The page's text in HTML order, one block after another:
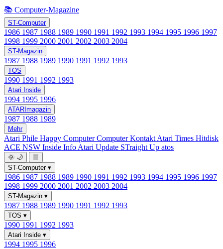
📚 Computer-Magazine
ST-Computer
1986 1987 1988 1989 1990 1991 1992 1993 1994 1995 1996 1997
1998 1999 2000 2001 2002 2003 2004
ST-Magazin
1987 1988 1989 1990 1991 1992 1993
TOS
1990 1991 1992 1993
Atari Inside
1994 1995 1996
ATARImagazin
1987 1988 1989
Mehr
Atari Phile Happy ComputerComputer Kontakt Atari Times Hitdisk
ACE NSW Inside Info Atari Update STraight Up atos
🌞 🌙
☰
ST-Computer ▾
1986 1987 1988 1989 1990 1991 1992 1993 1994 1995 1996 1997
1998 1999 2000 2001 2002 2003 2004
ST-Magazin ▾
1987 1988 1989 1990 1991 1992 1993
TOS ▾
1990 1991 1992 1993
Atari Inside ▾
1994 1995 1996